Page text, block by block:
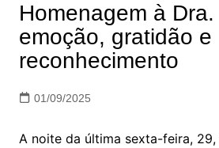
Homenagem à
emoção, gratidão e
reconhecimento
01/09/2025
A noite da última sexta-feira,